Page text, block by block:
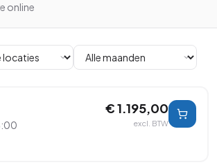
online
€ 1.195,00
excl. BTW